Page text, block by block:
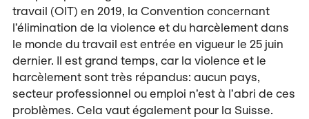
travail (OIT) en 2019, la Convention concernant
l’élimination de la violence et du harcèlement dans
le monde du travail est entrée en vigueur le 25 juin
dernier. Il est grand temps, car la violence et le
harcèlement sont très répandus: aucun pays,
secteur professionnel ou emploi n’est à l’abri de ces
problèmes. Cela vaut également pour la Suisse.